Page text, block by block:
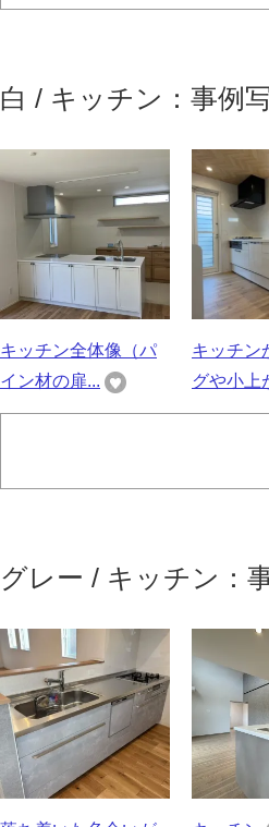
白 / キッチン：事例
キッチン全体像（パ
イン材の扉...
キッチン
グや小上
グレー / キッチン：